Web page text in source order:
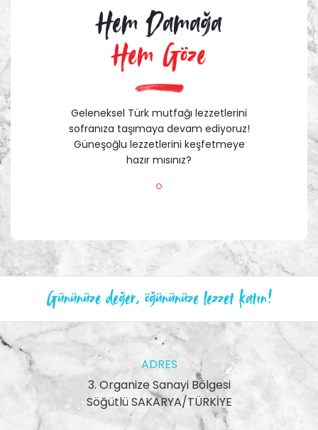
Hem Damağa
Hem Göze
Geleneksel Türk mutfağı lezzetlerini
sofranıza taşımaya devam ediyoruz!
Güneşoğlu lezzetlerini keşfetmeye
hazır mısınız?
Gününüze değer, öğününüze lezzet katın!
ADRES
3. Organize Sanayi Bölgesi
Söğütlü SAKARYA/TÜRKİYE